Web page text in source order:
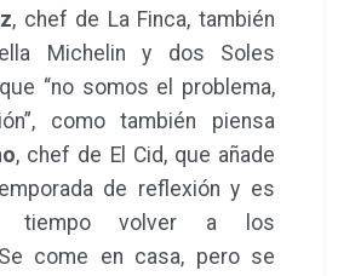
, chef de La Finca, también
Michelin y dos Soles
“no somos el problema,
como también piensa
, chef de El Cid, que añade
de reflexión y es
tiempo volver a los
come en casa, pero se